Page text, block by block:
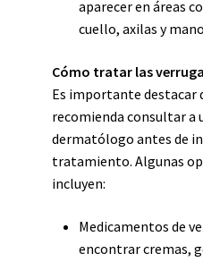
aparecer en áreas
cuello, axilas y
Cómo tratar las
Es importante destacar
recomienda consultar a
dermatólogo antes de
tratamiento. Algunas
incluyen:
Medicamentos de
encontrar cremas,